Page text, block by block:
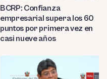
BCRP: Confianza
empresarial supera los 60
puntos por primera vez en
casi nueve años